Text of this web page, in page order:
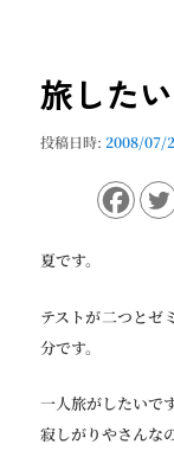
ゲ
ー
ョ
旅した
投稿日時:2008/07/
夏です。
テストが二つとゼ
分です。
一人旅がしたいです
寂しがりやさんな